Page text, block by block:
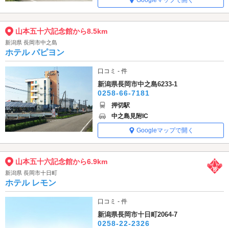
山本五十六記念館から8.5km
新潟県 長岡市中之島
ホテル パピヨン
口コミ - 件
新潟県長岡市中之島6233-1
0258-66-7181
押切駅
中之島見附IC
Googleマップで開く
山本五十六記念館から6.9km
新潟県 長岡市十日町
ホテル レモン
口コミ - 件
新潟県長岡市十日町2064-7
0258-22-2326